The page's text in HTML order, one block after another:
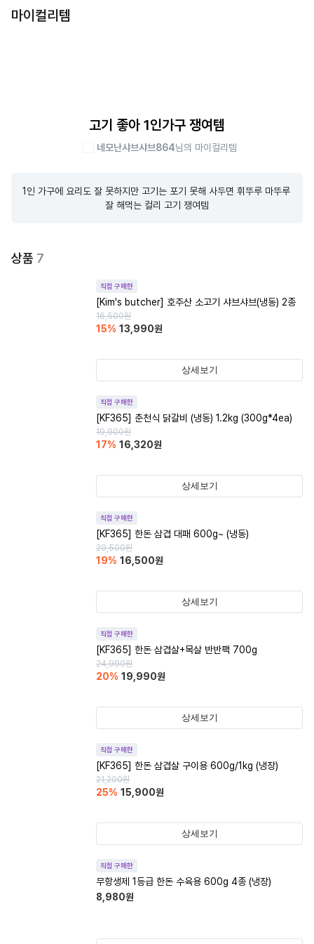
마이컬리템
고기 좋아 1인가구 쟁여템
네모난샤브샤브864님의 마이컬리템
1인 가구에 요리도 잘 못하지만 고기는 포기 못해 사두면 휘뚜루 마뚜루
잘 해먹는 컬리 고기 쟁여템
상품 7
직접 구매한
[Kim's butcher] 호주산 소고기 샤브샤브(냉동) 2종
16,500원
15% 13,990원
상세보기
직접 구매한
[KF365] 춘천식 닭갈비 (냉동) 1.2kg (300g*4ea)
19,900원
17% 16,320원
상세보기
직접 구매한
[KF365] 한돈 삼겹 대패 600g~ (냉동)
20,500원
19% 16,500원
상세보기
직접 구매한
[KF365] 한돈 삼겹살+목살 반반팩 700g
24,990원
20% 19,990원
상세보기
직접 구매한
[KF365] 한돈 삼겹살 구이용 600g/1kg (냉장)
21,200원
25% 15,900원
상세보기
직접 구매한
무항생제 1등급 한돈 수육용 600g 4종 (냉장)
8,980원